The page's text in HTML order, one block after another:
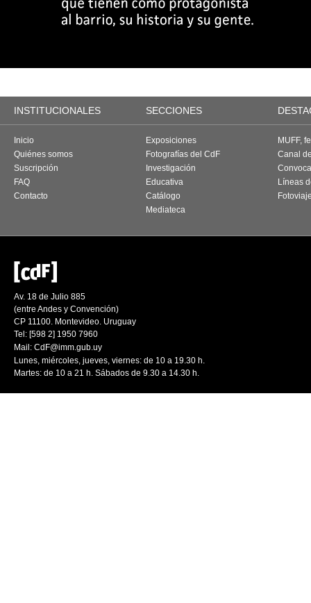
INSTITUCIONALES SECCIONES
Inicio
Quiénes somos
Suscripción
FAQ
Contacto
Exposiciones
Fotografías del CdF
Investigación
Educativa
Catálogo
Mediateca
MUFF,
Canal
Líneas
Av. 18 de Julio 885
(entre Andes y Convención)
CP 11100. Montevideo. Uruguay
Tel: [598 2] 1950 7960
Mail: CdF@imm.gub.uy
Lunes, miércoles, jueves, viernes: de 10 a 19.30 h.
Martes: de 10 a 21 h. Sábados de 9.30 a 14.30 h.